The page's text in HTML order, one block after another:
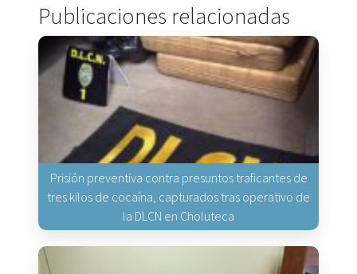
Publicaciones relacionadas
Prisión preventiva contra presuntos traficantes de
tres kilos de cocaína, capturados tras operativo de
la DLCN en Choluteca